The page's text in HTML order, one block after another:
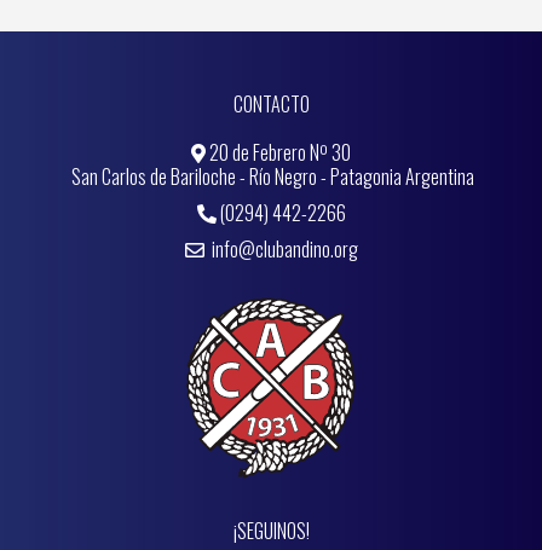
CONTACTO
20 de Febrero Nº 30
San Carlos de Bariloche - Río Negro - Patagonia Argentina
(0294) 442-2266
info@clubandino.org
¡SEGUINOS!